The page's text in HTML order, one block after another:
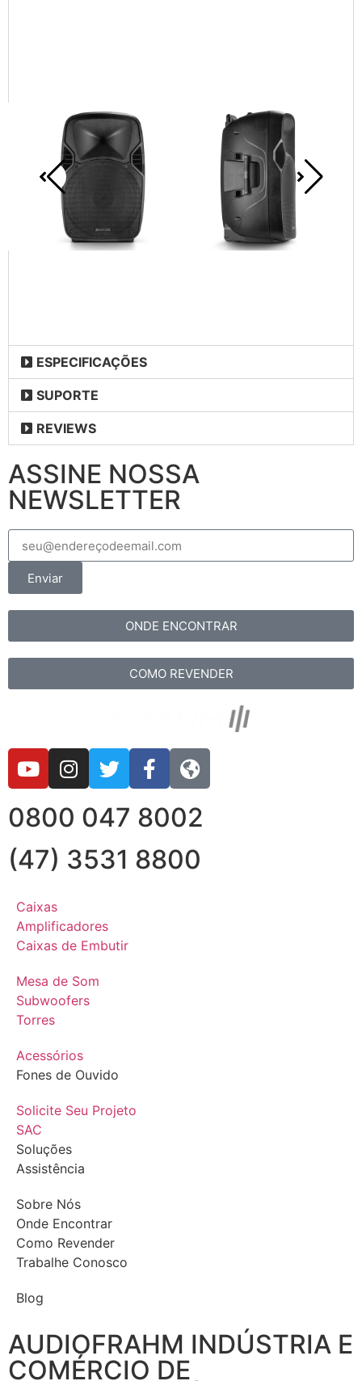
ESPECIFICAÇÕES
SUPORTE
REVIEWS
ASSINE NOSSA
NEWSLETTER
Enviar
ONDE ENCONTRAR
COMO REVENDER
0800 047 8002
(47) 3531 8800
Caixas
Amplificadores
Caixas de Embutir
Mesa de Som
Subwoofers
Torres
Acessórios
Fones de Ouvido
Solicite Seu Projeto
SAC
Soluções
Assistência
Sobre Nós
Onde Encontrar
Como Revender
Trabalhe Conosco
Blog
AUDIOFRAHM INDÚSTRIA E
COMÉRCIO DE